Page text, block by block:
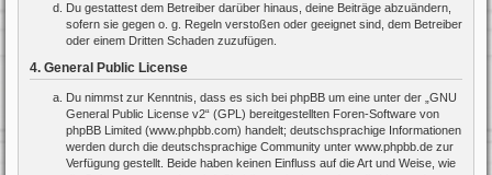
Du gestattest dem Betreiber darüber hinaus, deine Beiträge abzuändern,
sofern sie gegen o. g. Regeln verstoßen oder geeignet sind, dem Betreiber
oder einem Dritten Schaden zuzufügen.
4. General Public License
Du nimmst zur Kenntnis, dass es sich bei phpBB um eine unter der „ GNU
General Public License v2“ (GPL) bereitgestellten Foren-Software von
phpBB Limited (www.phpbb.com) handelt; deutschsprachige Informationen
werden durch die deutschsprachige Community unter www.phpbb.de zur
Verfügung gestellt. Beide haben keinen Einfluss auf die Art und Weise, wie